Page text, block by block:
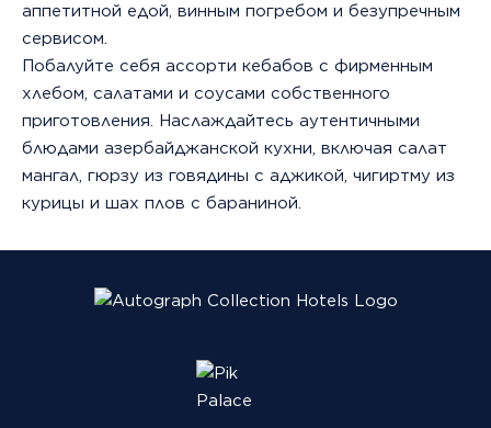
аппетитной едой, винным погребом и безупречным
сервисом.
Побалуйте себя ассорти кебабов с фирменным
хлебом, салатами и соусами собственного
приготовления. Наслаждайтесь аутентичными
блюдами азербайджанской кухни, включая салат
мангал, гюрзу из говядины с аджикой, чигиртму из
курицы и шах плов с бараниной.
прогулок
спа-
процедур.
Phone:
+99412
3102010